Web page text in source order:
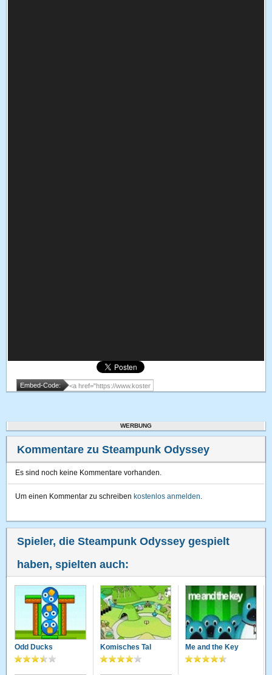
Embed-Code:
WERBUNG
Kommentare zu Steampunk Odyssey
Es sind noch keine Kommentare vorhanden.
Um einen Kommentar zu schreiben kostenlos anmelden.
Spieler, die Steampunk Odyssey gespielt
haben, spielten auch:
Odd Ducks Komisches Tal Me and the Key